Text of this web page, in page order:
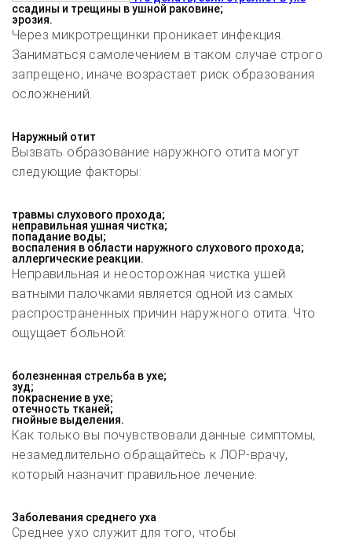
ссадины и трещины в ушной раковине;
эрозия.
Через микротрещинки проникает инфекция.
Заниматься самолечением в таком случае строго
запрещено, иначе возрастает риск образования
осложнений.
Наружный отит
Вызвать образование наружного отита могут
следующие факторы:
травмы слухового прохода;
неправильная ушная чистка;
попадание воды;
воспаления в области наружного слухового прохода;
аллергические реакции.
Неправильная и неосторожная чистка ушей
ватными палочками является одной из самых
распространенных причин наружного отита. Что
ощущает больной:
болезненная стрельба в ухе;
зуд;
покраснение в ухе;
отечность тканей;
гнойные выделения.
Как только вы почувствовали данные симптомы,
незамедлительно обращайтесь к ЛОР-врачу,
который назначит правильное лечение.
Заболевания среднего уха
Среднее ухо служит для того, чтобы